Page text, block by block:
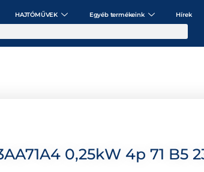
HAJTÓMŰVEK Egyéb termékeink Hírek
0,25kW 4p 71 B5